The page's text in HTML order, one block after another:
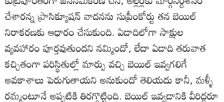
చేశారన్న ప్రాసిక్యూషన్‌ వాదనను సుప్రీంకోర్టు తన బెయిల్‌
నిరాకరణకు ఆధారం చేసుకుంది. ఏడాదిలోగా సాక్షుల
వ్యవహారం పూర్తవుతుందని నమ్మిందో, లేదా ఏడాది తరువాత
కచ్చితంగా పరిస్థితుల్లో మార్పు వచ్చి బెయిల్‌ ఇవ్వగలిగే
అవకాశాలు పెరుగుతాయని అనుకుందో తెలియదు కానీ, మళ్ళీ
రమ్మంటూనే అప్పటికి తిరగ్గొట్టింది. బెయిల్‌ ఇవ్వడానికి వీరిద్దరూ